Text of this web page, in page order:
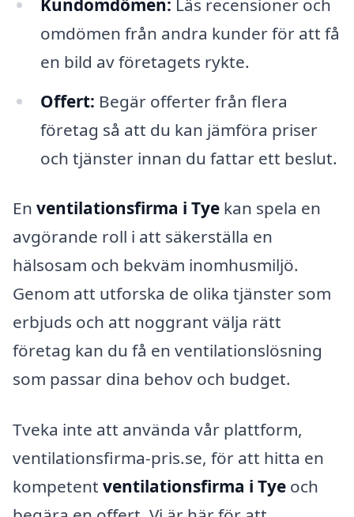
Kundomdömen: Läs recensioner och
omdömen från andra kunder för att få
en bild av företagets rykte.
Offert: Begär offerter från flera
företag så att du kan jämföra priser
och tjänster innan du fattar ett beslut.
En ventilationsfirma i Tye kan spela en
avgörande roll i att säkerställa en
hälsosam och bekväm inomhusmiljö.
Genom att utforska de olika tjänster som
erbjuds och att noggrant välja rätt
företag kan du få en ventilationslösning
som passar dina behov och budget.
Tveka inte att använda vår plattform,
ventilationsfirma-pris.se, för att hitta en
kompetent ventilationsfirma i Tye och